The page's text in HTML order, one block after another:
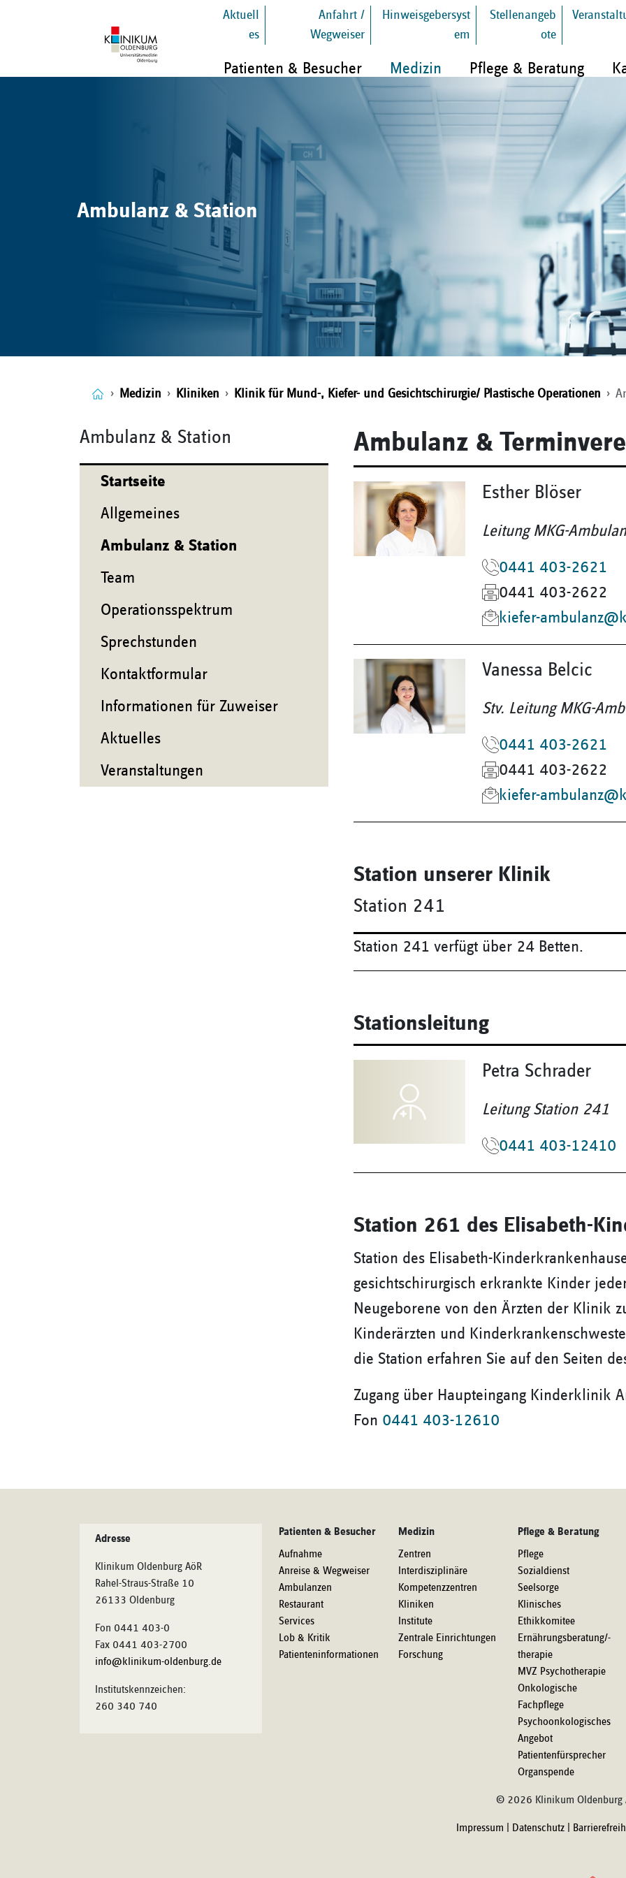
Aktuell
es
Anfahrt /
Wegweiser
Hinweisgebersyst
em
Stellenangeb
ote
Patienten & Besucher Medizin Pflege & Beratung
Ambulanz & Station
Medizin Kliniken Klinik für Mund-, Kiefer- und Gesichtschirurgie/ Plastische Operationen
Ambulanz & Station
Startseite
Allgemeines
Ambulanz & Station
Team
Operationsspektrum
Sprechstunden
Kontaktformular
Informationen für Zuweiser
Aktuelles
Veranstaltungen
Ambulanz &
Esther Blöser
Leitung MKG-
0441 403-2621
0441 403-2622
kiefer-
Vanessa Belcic
Stv. Leitung MKG-
0441 403-2621
0441 403-2622
kiefer-
Station unserer Klinik
Station 241
Station 241 verfügt über 24 Betten.
Stationsleitung
Petra Schrader
Leitung Station 241
0441 403-12410
Station 261 des Elisabeth-
Station des Elisabeth-
gesichtschirurgisch erkrankte Kinder
Neugeborene von den Ärzten der Klinik
Kinderärzten und
die Station erfahren Sie auf den Seiten
Zugang über Haupteingang Kinderklinik
Fon 0441 403-12610
Adresse
Klinikum Oldenburg AöR
Rahel-Straus-Straße 10
26133 Oldenburg
Fon 0441 403-0
Fax 0441 403-2700
info@klinikum-oldenburg.de
Institutskennzeichen:
260 340 740
Patienten & Besucher
Aufnahme
Anreise & Wegweiser
Ambulanzen
Restaurant
Services
Lob & Kritik
Patienteninformationen
Medizin
Zentren
Interdisziplinäre
Kompetenzzentren
Kliniken
Institute
Zentrale Einrichtungen
Forschung
Pflege & Beratung
Pflege
Sozialdienst
Seelsorge
Klinisches
Ethikkomitee
Ernährungsberatung/-
therapie
MVZ Psychotherapie
Onkologische
Fachpflege
Psychoonkologisches
Angebot
Patientenfürsprecher
Organspende
© 2026 Klinikum Oldenburg
Impressum Datenschutz